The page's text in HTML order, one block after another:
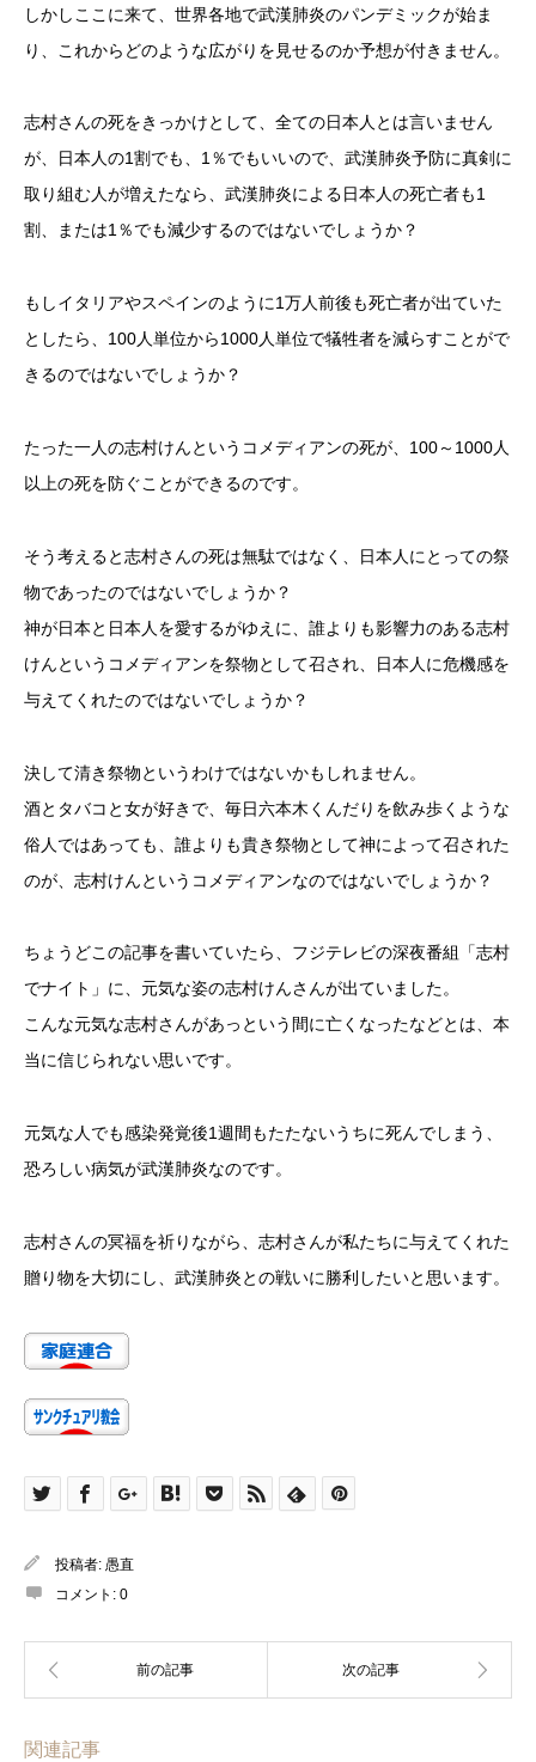
しかしここに来て、世界各地で武漢肺炎のパンデミックが始ま
り、これからどのような広がりを見せるのか予想が付きません。
志村さんの死をきっかけとして、全ての日本人とは言いません
が、日本人の1割でも、1％でもいいので、武漢肺炎予防に真剣に
取り組む人が増えたなら、武漢肺炎による日本人の死亡者も1
割、または1％でも減少するのではないでしょうか？
もしイタリアやスペインのように1万人前後も死亡者が出ていた
としたら、100人単位から1000人単位で犠牲者を減らすことがで
きるのではないでしょうか？
たった一人の志村けんというコメディアンの死が、100～1000人
以上の死を防ぐことができるのです。
そう考えると志村さんの死は無駄ではなく、日本人にとっての祭
物であったのではないでしょうか？
神が日本と日本人を愛するがゆえに、誰よりも影響力のある志村
けんというコメディアンを祭物として召され、日本人に危機感を
与えてくれたのではないでしょうか？
決して清き祭物というわけではないかもしれません。
酒とタバコと女が好きで、毎日六本木くんだりを飲み歩くような
俗人ではあっても、誰よりも貴き祭物として神によって召された
のが、志村けんというコメディアンなのではないでしょうか？
ちょうどこの記事を書いていたら、フジテレビの深夜番組「志村
でナイト」に、元気な姿の志村けんさんが出ていました。
こんな元気な志村さんがあっという間に亡くなったなどとは、本
当に信じられない思いです。
元気な人でも感染発覚後1週間もたたないうちに死んでしまう、
恐ろしい病気が武漢肺炎なのです。
志村さんの冥福を祈りながら、志村さんが私たちに与えてくれた
贈り物を大切にし、武漢肺炎との戦いに勝利したいと思います。
投稿者: 愚直
コメント: 0
関連記事